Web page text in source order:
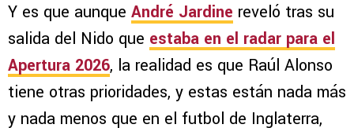
Y es que aunque André Jardine reveló tras su
salida del Nido que estaba en el radar para el
Apertura 2026, la realidad es que Raúl Alonso
tiene otras prioridades, y estas están nada más
y nada menos que en el futbol de Inglaterra,